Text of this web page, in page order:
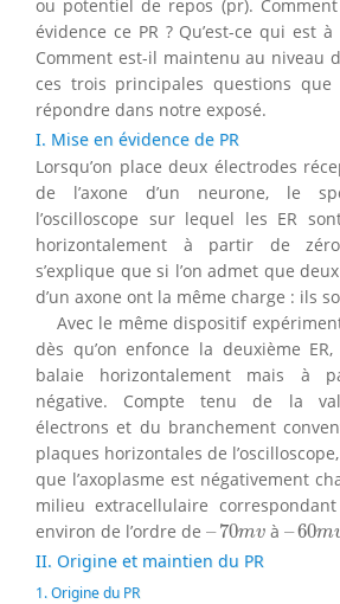
ou potentiel de repos (pr).
évidence ce PR ? Qu’est-ce qui est à
Comment est-il maintenu au niveau
ces trois principales questions
répondre dans notre exposé.
I. Mise en évidence de PR
Lorsqu’on place deux électrodes
de l’axone d’un neurone, le
l’oscilloscope sur lequel les ER
horizontalement à partir de
s’explique que si l’on admet que
d’un axone ont la même charge : ils
Avec le même dispositif
dès qu’on enfonce la deuxième
balaie horizontalement mais à
négative. Compte tenu de la
électrons et du branchement
plaques horizontales de
que l’axoplasme est négativement
milieu extracellulaire
environ de l’ordre de – 70mv
70mvà –60m
60m
II. Origine et maintien du PR
1. Origine du PR